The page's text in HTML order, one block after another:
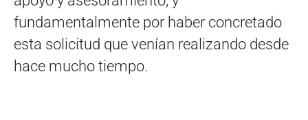
fundamentalmente por haber concretado
esta solicitud que venían realizando desde
hace mucho tiempo.